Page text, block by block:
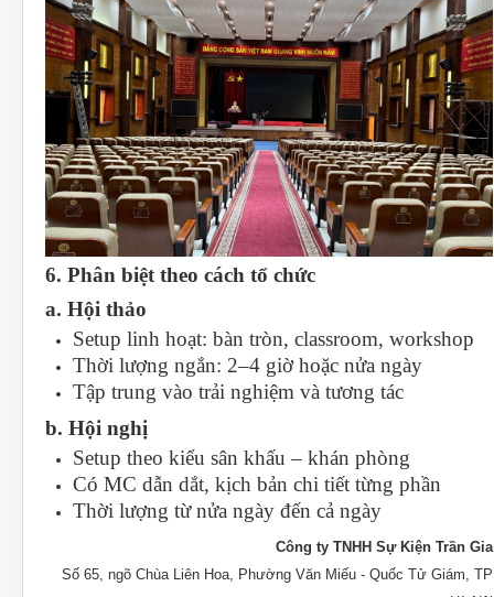
6. Phân biệt theo cách tổ chức
a. Hội thảo
Setup linh hoạt: bàn tròn, classroom, workshop
Thời lượng ngắn: 2–4 giờ hoặc nửa ngày
Tập trung vào trải nghiệm và tương tác
b. Hội nghị
Setup theo kiểu sân khấu – khán phòng
Có MC dẫn dắt, kịch bản chi tiết từng phần
Thời lượng từ nửa ngày đến cả ngày
Công ty TNHH Sự Kiện Trần Gia
Số 65, ngõ Chùa Liên Hoa, Phường Văn Miếu - Quốc Tử Giám, TP